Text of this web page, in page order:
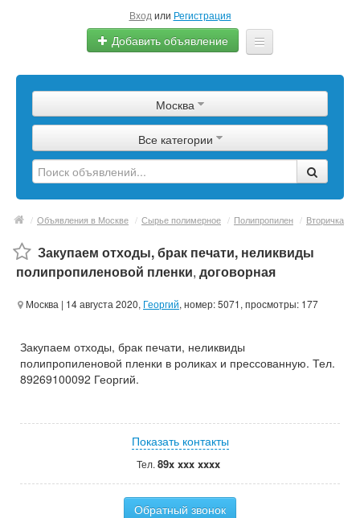
Вход или Регистрация
Добавить объявление
Сырье
Изделия
Оборудование
Услуги
Еще
Москва
Все категории
/ Объявления в Москве / Сырье полимерное / Полипропилен / Вторичка
Закупаем отходы, брак печати, неликвиды
полипропиленовой пленки, договорная
Москва | 14 августа 2020, Георгий, номер: 5071, просмотры: 177
Закупаем отходы, брак печати, неликвиды
полипропиленовой пленки в роликах и прессованную. Тел.
89269100092 Георгий.
Показать контакты
Тел. 89x xxx xxxx
Обратный звонок